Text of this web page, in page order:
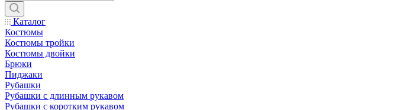
Каталог
Костюмы
Костюмы тройки
Костюмы двойки
Брюки
Пиджаки
Рубашки
Рубашки с длинным рукавом
Рубашки с коротким рукавом